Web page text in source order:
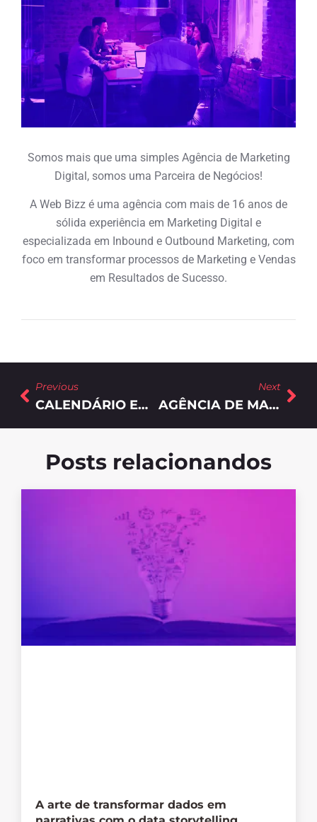
Somos mais que uma simples Agência de Marketing
Digital, somos uma Parceira de Negócios!
A Web Bizz é uma agência com mais de 16 anos de
sólida experiência em Marketing Digital e
especializada em Inbound e Outbound Marketing, com
foco em transformar processos de Marketing e Vendas
em Resultados de Sucesso.
Previous
CALENDÁRIO EDITORIAL PARA BLOG: COMO FAZER?
Next
AGÊNCIA DE MARKETING DIGITAL: 5 DICAS PARA ESCOLHER A MELHOR
Posts relacionandos
A arte de transformar dados em